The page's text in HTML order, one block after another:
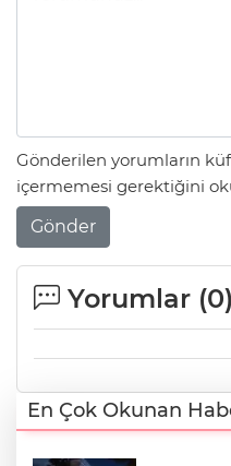
Gönderilen yorumların
içermemesi gerektiğini
Gönder
Yorumlar (0)
En Çok Okunan